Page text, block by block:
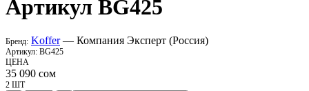
Артикул BG425
Бренд: Koffer — Компания Эксперт (Россия)
Артикул: BG425
ЦЕНА
35 090 сом
2 ШТ